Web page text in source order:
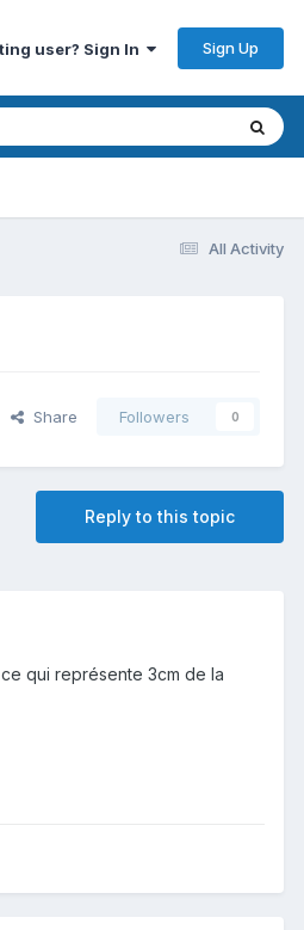
user? Sign In Sign Up
All Activity
Share Followers 0
Reply to this topic
qui représente 3cm de la